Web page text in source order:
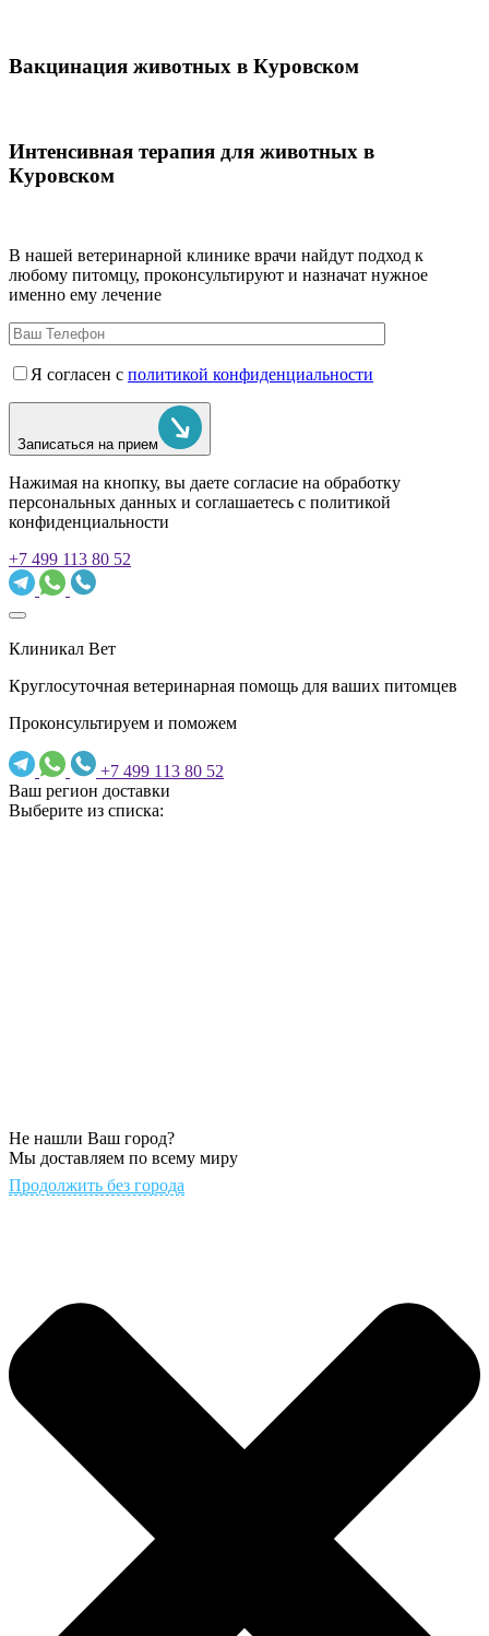
Вакцинация животных в Куровском
Интенсивная терапия для животных в
Куровском
В нашей ветеринарной клинике врачи найдут подход к
любому питомцу, проконсультируют и назначат нужное
именно ему лечение
Я согласен с политикой конфиденциальности
Записаться на прием
Нажимая на кнопку, вы даете согласие на обработку
персональных данных и соглашаетесь c политикой
конфиденциальности
+7 499 113 80 52
Клиникал Вет
Круглосуточная ветеринарная помощь для ваших питомцев
Проконсультируем и поможем
+7 499 113 80 52
Ваш регион доставки
Выберите из списка:
Не нашли Ваш город?
Мы доставляем по всему миру
Продолжить без города